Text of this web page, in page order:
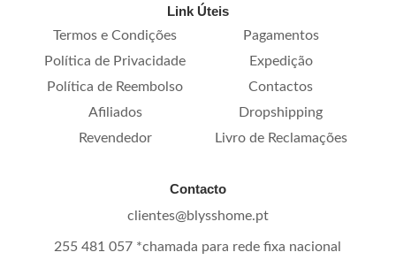
Link Úteis
Termos e Condições
Pagamentos
Política de Privacidade
Expedição
Política de Reembolso
Contactos
Afiliados
Dropshipping
Revendedor
Livro de Reclamações
Contacto
clientes@blysshome.pt
255 481 057 *chamada para rede fixa nacional